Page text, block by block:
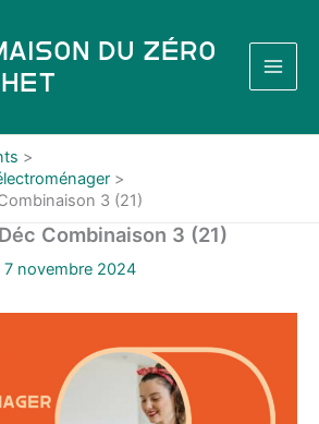
du Zéro
3 (21)
Combinaison 3 (21)
7 novembre 2024